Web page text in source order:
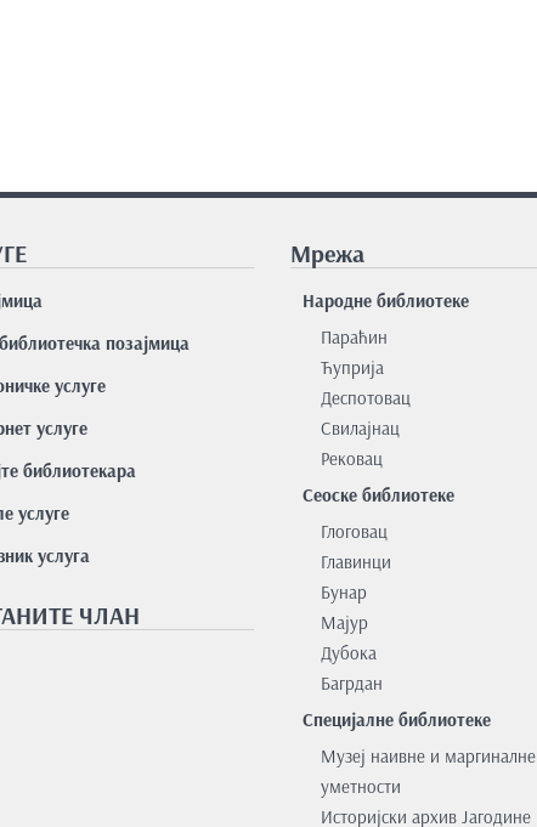
позајмица
услуге
услуге
библиотекара
услуге
услуга
ЧЛАН
Мрежа
Народне библиотеке
Параћин
Ћуприја
Деспотовац
Свилајнац
Рековац
Сеоске библиотеке
Глоговац
Главинци
Бунар
Мајур
Дубока
Багрдан
Специјалне библиотеке
Музеј наивне и маргиналне
уметности
Историјски архив Јагодине